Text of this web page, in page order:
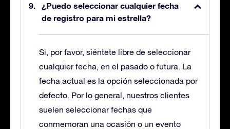
¿Puedo seleccionar cualquier fecha
de registro para mi estrella?
Si, por favor, siéntete libre de seleccionar
cualquier fecha, en el pasado o futura. La
fecha actual es la opción seleccionada por
defecto. Por lo general, nuestros clientes
suelen seleccionar fechas que
conmemoran una ocasión o un evento